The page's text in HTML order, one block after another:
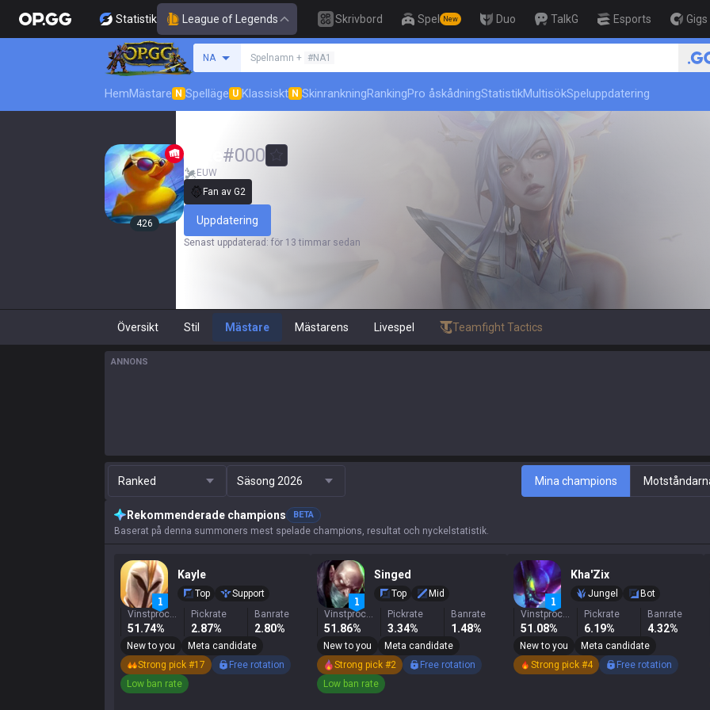
Statistik League of Legends Skrivbord Spel New Duo TalkG Esports Gigs
NA
Sök efter en summoner
Spelnamn + #NA1 🏆 Rank Up in 3 Days! Challenger
HemMästare N Spelläge U Klassiskt N SkinrankningRankingPro åskådningStatistikMultisökSpeluppdatering
426
#000
EUW
Fan av G2
Uppdatering
Senast uppdaterad : för 13 timmar sedan
Översikt Stil Mästare Mästarens Livespel Teamfight Tactics
ANNONS
Ranked Säsong 2026 Mina champions
Rekommenderade champions BETA
Baserat på denna summoners mest spelade champions, resultat och nyckelstatistik.
Kayle
Top
Support
Vinstprocent
51.74%
Pickrate
2.87%
Banrate
2.80%
New to you
Meta candidate
Strong pick #17
Free rotation
Low ban rate
Singed
Top
Mid
Vinstprocent
51.86%
Pickrate
3.34%
Banrate
1.48%
New to you
Meta candidate
Strong pick #2
Free rotation
Low ban rate
Kha'Zix
Jungel
Bot
Vinstprocent
51.08%
Pickrate
6.19%
Banrate
4.32%
New to you
Meta candidate
Strong pick #4
Free rotation